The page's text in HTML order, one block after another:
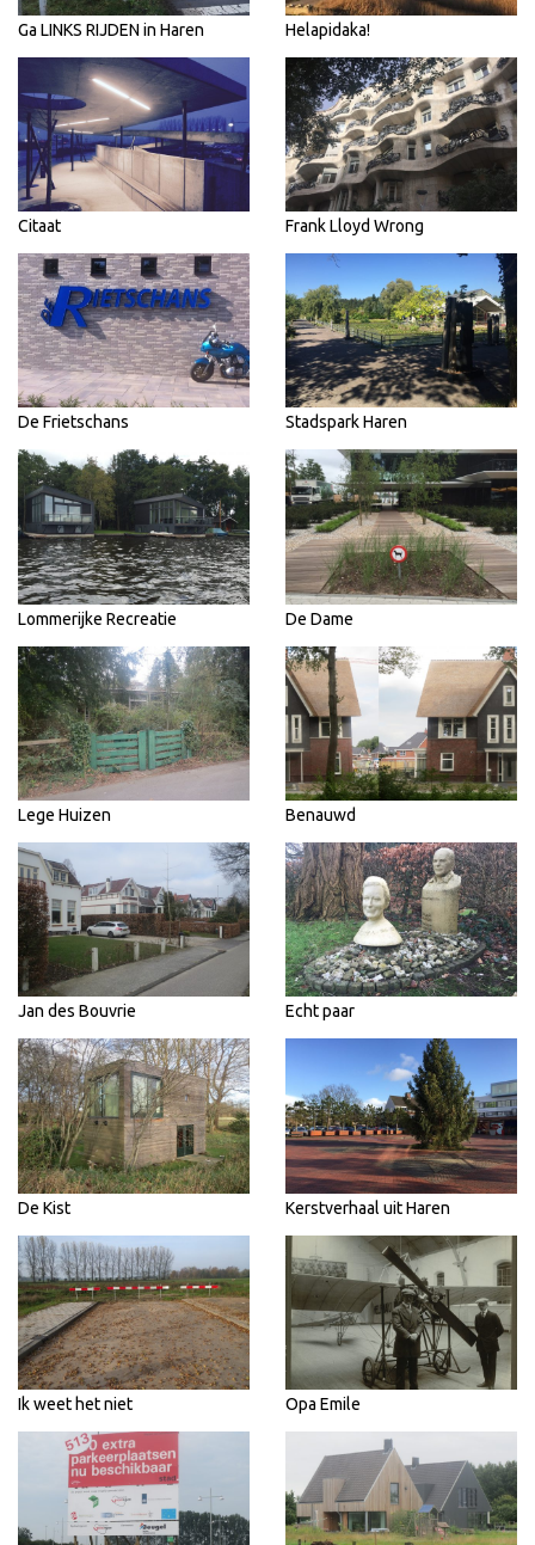
Ga LINKS RIJDEN in Haren Helapidaka!
Citaat Frank Lloyd Wrong
De Frietschans Stadspark Haren
Lommerijke Recreatie De Dame
Lege Huizen Benauwd
Jan des Bouvrie Echt paar
De Kist Kerstverhaal uit Haren
Ik weet het niet Opa Emile